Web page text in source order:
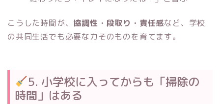
こうした時間が、 協調性・段取り・責任感など、学校
の共同生活でも必要な力そのものを育てます。
5. 小学校に入ってからも「掃除の
時間」はある